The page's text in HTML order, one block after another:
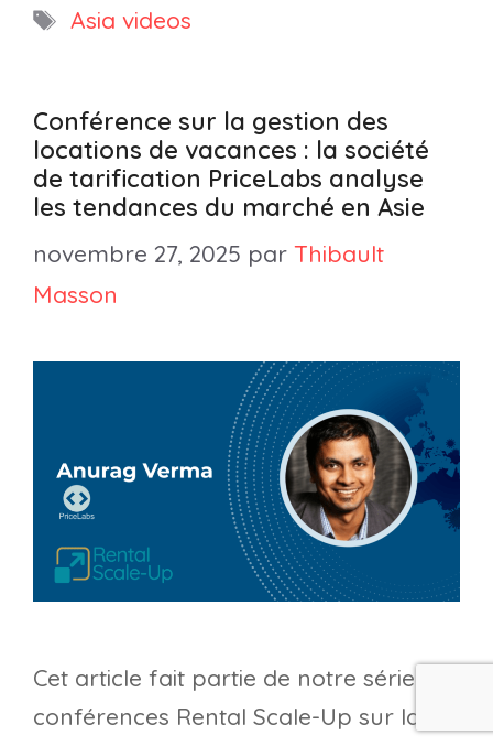
Étiquettes
Asia videos
Conférence sur la gestion des
locations de vacances : la société
de tarification PriceLabs analyse
les tendances du marché en Asie
novembre 27, 2025 par Thibault
Masson
Cet article fait partie de notre série de
conférences Rental Scale-Up sur la